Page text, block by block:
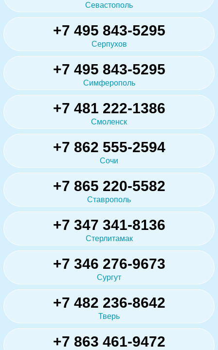
Севастополь
+7 495 843-5295
Серпухов
+7 495 843-5295
Симферополь
+7 481 222-1386
Смоленск
+7 862 555-2594
Сочи
+7 865 220-5582
Ставрополь
+7 347 341-8136
Стерлитамак
+7 346 276-9673
Сургут
+7 482 236-8642
Тверь
+7 863 461-9472